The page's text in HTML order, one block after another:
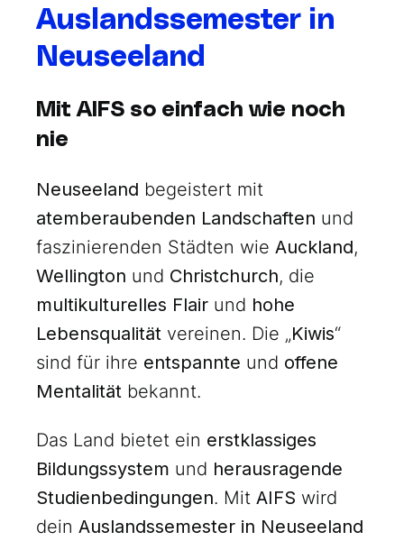
Auslandssemester in
Neuseeland
Mit AIFS so einfach wie noch
nie
Neuseeland begeistert mit
atemberaubenden Landschaften und
faszinierenden Städten wie Auckland,
Wellington und Christchurch, die
multikulturelles Flair und hohe
Lebensqualität vereinen. Die „Kiwis“
sind für ihre entspannte und offene
Mentalität bekannt.
Das Land bietet ein erstklassiges
Bildungssystem und herausragende
Studienbedingungen. Mit AIFS wird
dein Auslandssemester in Neuseeland